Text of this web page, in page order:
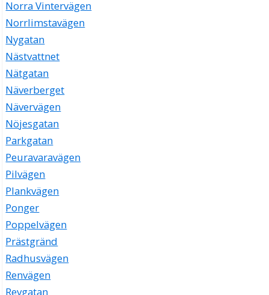
Norra Vintervägen
Norrlimstavägen
Nygatan
Nästvattnet
Nätgatan
Näverberget
Nävervägen
Nöjesgatan
Parkgatan
Peuravaravägen
Pilvägen
Plankvägen
Ponger
Poppelvägen
Prästgränd
Radhusvägen
Renvägen
Revgatan